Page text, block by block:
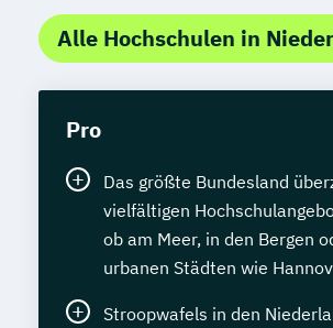
Alle Hochschulen in
Pro
Das größte Bundesland
vielfältigen
ob am Meer, in den Bergen
urbanen Städten wie
Stroopwafels in den